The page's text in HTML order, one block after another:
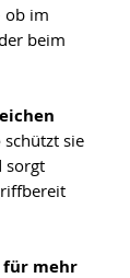
ob im
beim
schützt sie
sorgt
für mehr